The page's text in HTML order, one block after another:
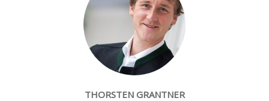
THORSTEN GRANTNER